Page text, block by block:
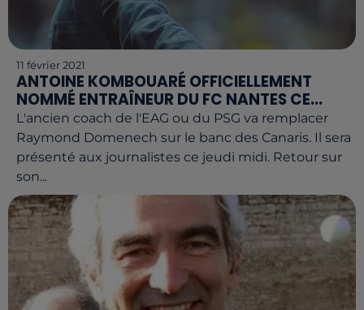
11 février 2021
ANTOINE KOMBOUARÉ OFFICIELLEMENT
NOMMÉ ENTRAÎNEUR DU FC NANTES CE...
L'ancien coach de l'EAG ou du PSG va remplacer
Raymond Domenech sur le banc des Canaris. Il sera
présenté aux journalistes ce jeudi midi. Retour sur
son...